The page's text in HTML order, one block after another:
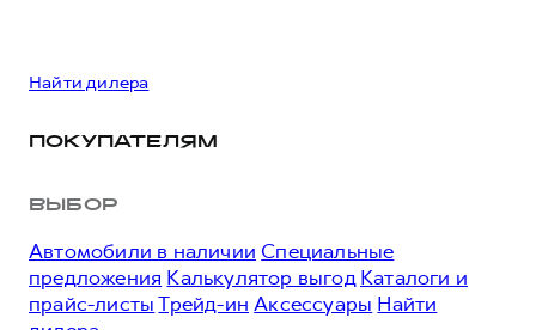
Найти дилера
ПОКУПАТЕЛЯМ
ВЫБОР
Автомобили в наличии Специальные
предложения Калькулятор выгод Каталоги и
прайс-листы Трейд-ин Аксессуары Найти